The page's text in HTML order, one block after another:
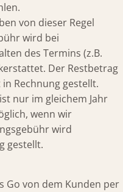
von dieser Regel
wird bei
des Termins (z.B.
Der Restbetrag
Rechnung gestellt.
nur im gleichem Jahr
wenn wir
wird
gestellt.
Go von dem Kunden per